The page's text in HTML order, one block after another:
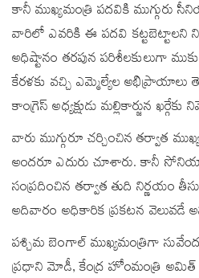
కానీ ముఖ్యమంత్రి పదవికి ముగ్గురు
వారిలో ఎవరికి ఈ పదవి కట్టబెట్టాలని
అధిష్టానం తరపున పరిశీలకులుగా
కేరళకు వచ్చి ఎమ్మెల్యేల అభిప్రాయాలు
కాంగ్రెస్‌ అధ్యక్షుడు మల్లికార్జున
వారు ముగ్గురూ చర్చించిన తర్వాత
అందరూ ఎదురు చూశారు. కానీ
సంప్రదించిన తర్వాత తుది నిర్ణయం
అదివారం అధికారిక ప్రకటన వెలువడే
పశ్చిమ బెంగాల్ ముఖ్యమంత్రిగా
ప్రధాని మోడీ, కేంద్ర హోంమంత్రి